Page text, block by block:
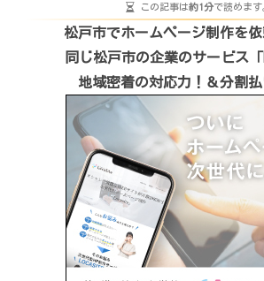
この記事は約1分で読めます
松戸市でホームページ制作を
同じ松戸市の企業のサービス「
地域密着の対応力！＆分割払